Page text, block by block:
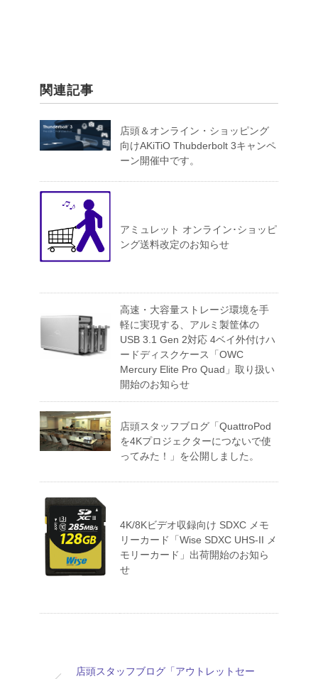
関連記事
店頭＆オンライン・ショッピング
向けAKiTiO Thubderbolt 3キャンペ
ーン開催中です。
アミュレット オンライン･ショッピ
ング送料改定のお知らせ
高速・大容量ストレージ環境を手
軽に実現する、アルミ製筐体の
USB 3.1 Gen 2対応 4ベイ外付けハ
ードディスクケース「OWC
Mercury Elite Pro Quad」取り扱い
開始のお知らせ
店頭スタッフブログ「QuattroPod
を4Kプロジェクターにつないで使
ってみた！」を公開しました。
4K/8Kビデオ収録向け SDXC メモ
リーカード「Wise SDXC UHS-II メ
モリーカード」出荷開始のお知ら
せ
店頭スタッフブログ「アウトレットセー